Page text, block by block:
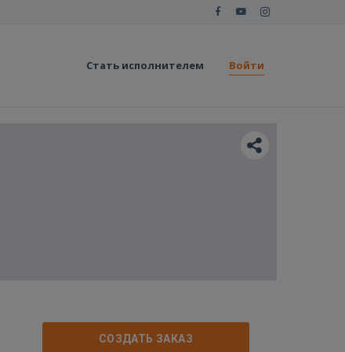
Стать исполнителем Войти
СОЗДАТЬ ЗАКАЗ